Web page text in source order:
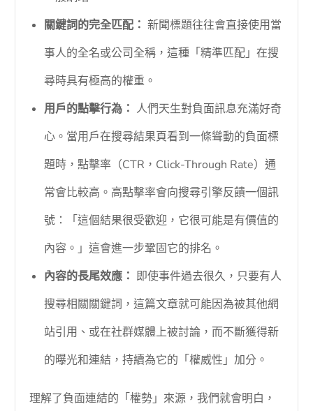
關鍵詞的完全匹配： 新聞標題往往會直接使用當
事人的全名或公司全稱，這種「精準匹配」在搜
尋時具有極高的權重。
用戶的點擊行為： 人們天生對負面訊息充滿好奇
心。當用戶在搜尋結果頁看到一條聳動的負面標
題時，點擊率（CTR，Click-Through Rate）通
常會比較高。高點擊率會向搜尋引擎反饋一個訊
號：「這個結果很受歡迎，它很可能是有價值的
內容。」這會進一步鞏固它的排名。
內容的長尾效應： 即使事件過去很久，只要有人
搜尋相關關鍵詞，這篇文章就可能因為被其他網
站引用、或在社群媒體上被討論，而不斷獲得新
的曝光和連結，持續為它的「權威性」加分。
理解了負面連結的「權勢」來源，我們就會明白，